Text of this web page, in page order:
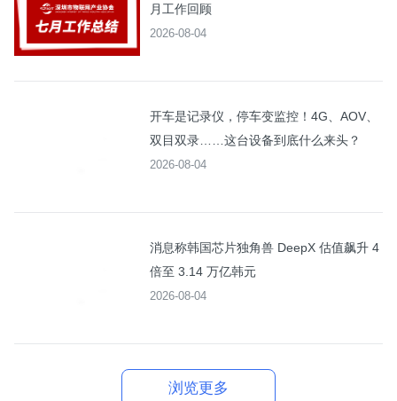
月工作回顾
2026-08-04
开车是记录仪，停车变监控！4G、AOV、
双目双录……这台设备到底什么来头？
2026-08-04
消息称韩国芯片独角兽 DeepX 估值飙升 4
倍至 3.14 万亿韩元
2026-08-04
浏览更多